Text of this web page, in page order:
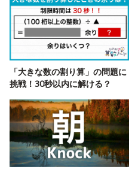
「大きな数の割り算」の問題に
挑戦！30秒以内に解ける？